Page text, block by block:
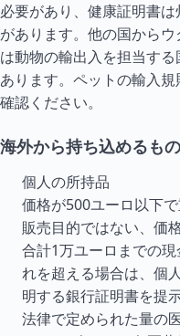
必要があり、健康証明書
があります。他の国から
は動物の輸出入を担当す
あります。ペットの輸入
確認ください。
海外から持ち込めるもの
個人の所持品
価格が500ユーロ以下
販売目的ではない、価
合計1万ユーロまでの
れを超える場合は、個
明する銀行証明書を提
法律で定められた量の